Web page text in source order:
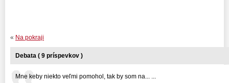
« Na pokraji
Debata ( 9 príspevkov )
Mne keby niekto veľmi pomohol, tak by som na... ...